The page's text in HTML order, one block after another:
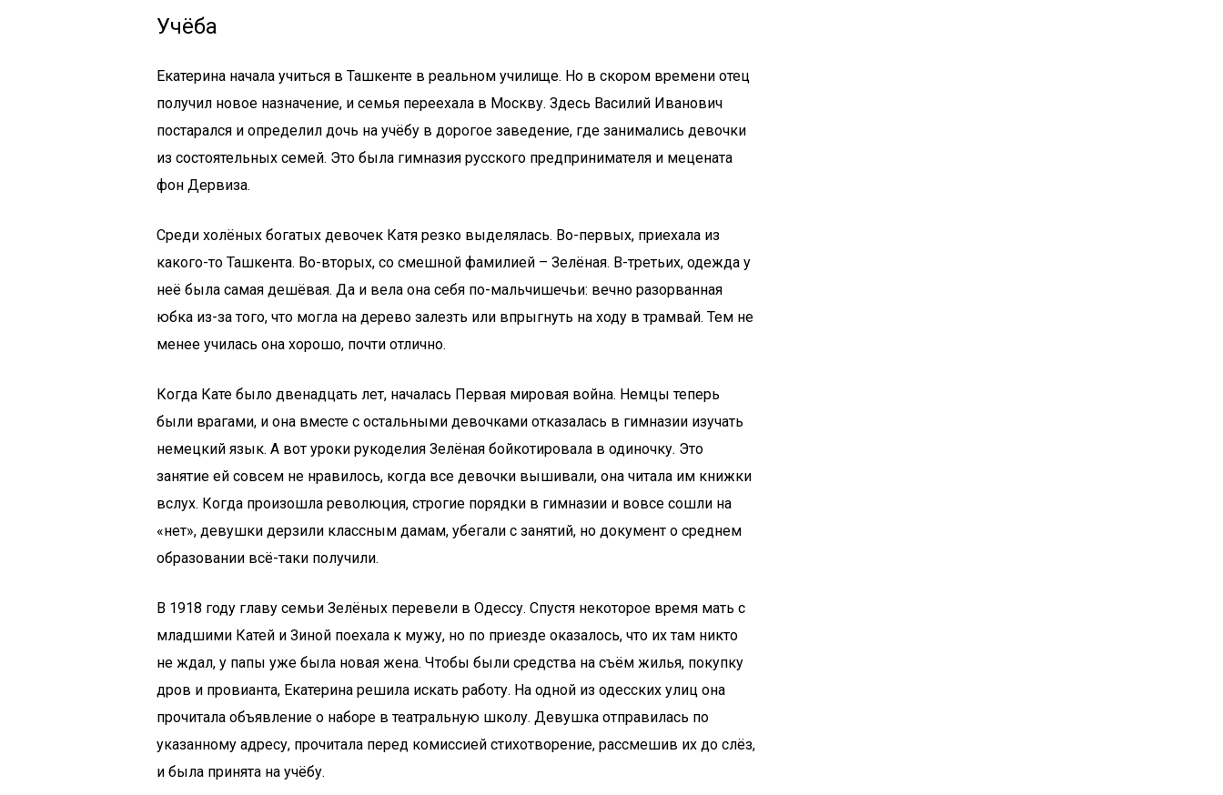
Учёба
Екатерина начала учиться в Ташкенте в реальном училище. Но в скором времени отец
получил новое назначение, и семья переехала в Москву. Здесь Василий Иванович
постарался и определил дочь на учёбу в дорогое заведение, где занимались девочки
из состоятельных семей. Это была гимназия русского предпринимателя и мецената
фон Дервиза.
Среди холёных богатых девочек Катя резко выделялась. Во-первых, приехала из
какого-то Ташкента. Во-вторых, со смешной фамилией – Зелёная. В-третьих, одежда у
неё была самая дешёвая. Да и вела она себя по-мальчишечьи: вечно разорванная
юбка из-за того, что могла на дерево залезть или впрыгнуть на ходу в трамвай. Тем не
менее училась она хорошо, почти отлично.
Когда Кате было двенадцать лет, началась Первая мировая война. Немцы теперь
были врагами, и она вместе с остальными девочками отказалась в гимназии изучать
немецкий язык. А вот уроки рукоделия Зелёная бойкотировала в одиночку. Это
занятие ей совсем не нравилось, когда все девочки вышивали, она читала им книжки
вслух. Когда произошла революция, строгие порядки в гимназии и вовсе сошли на
«нет», девушки дерзили классным дамам, убегали с занятий, но документ о среднем
образовании всё-таки получили.
В 1918 году главу семьи Зелёных перевели в Одессу. Спустя некоторое время мать с
младшими Катей и Зиной поехала к мужу, но по приезде оказалось, что их там никто
не ждал, у папы уже была новая жена. Чтобы были средства на съём жилья, покупку
дров и провианта, Екатерина решила искать работу. На одной из одесских улиц она
прочитала объявление о наборе в театральную школу. Девушка отправилась по
указанному адресу, прочитала перед комиссией стихотворение, рассмешив их до слёз,
и была принята на учёбу.